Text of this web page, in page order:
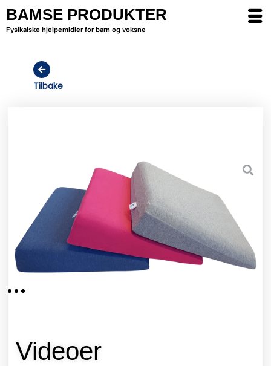
BAMSE PRODUKTER
Fysikalske hjelpemidler for barn og voksne
Tilbake
Videoer